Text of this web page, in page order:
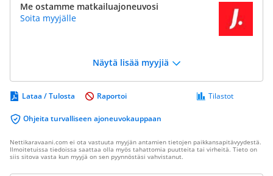
Me ostamme matkailuajoneuvosi
Soita myyjälle
Näytä lisää myyjiä
Lataa / Tulosta
Ohjeita turvalliseen ajoneuvokauppaan
Tilastot
Raportoi
Nettikaravaani.com ei ota vastuuta myyjän antamien tietojen paikkansapitävyydestä.
Ilmoitetuissa tiedoissa saattaa olla myös tahattomia puutteita tai virheitä. Tieto on
siis sitova vasta kun myyjä on sen pyynnöstäsi vahvistanut.